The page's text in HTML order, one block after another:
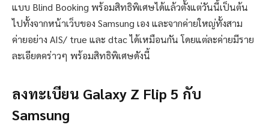
แบบ Blind Booking พร้อมสิทธิพิเศษได้แล้วตั้งแต่วันนี้เป็นต้น
ไปทั้งจากหน้าเว็บของ Samsung เอง และจากค่ายใหญ่ทั้งสาม
ค่ายอย่าง AIS/ true และ dtac ได้เหมือนกัน โดยแต่ละค่ายมีราย
ละเอียดคร่าวๆ พร้อมสิทธิพิเศษดังนี้
ลงทะเบียน Galaxy Z Flip 5 กับ
Samsung